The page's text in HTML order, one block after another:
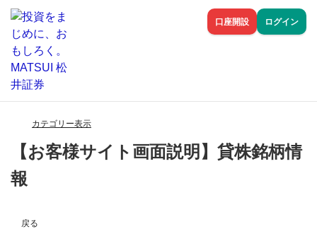
口座開設 ログイン
カテゴリー表示
【お客様サイト画面説明】貸株銘柄情
報
戻る